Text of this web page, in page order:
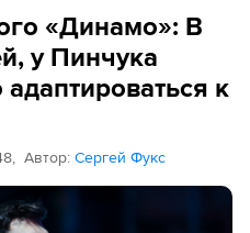
«Динамо»: В
у Пинчука
к
, Автор: Сергей Фукс